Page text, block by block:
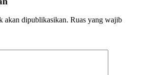
akan dipublikasikan. Ruas yang wajib